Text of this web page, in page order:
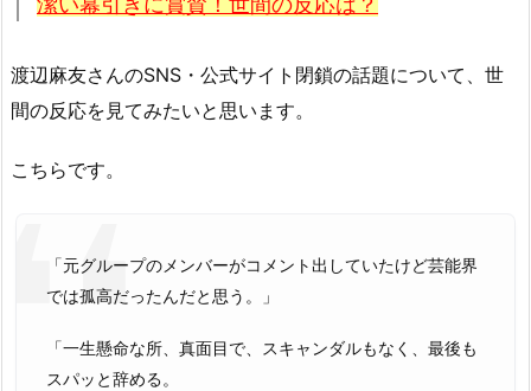
渡辺麻友さんのSNS・公式サイト閉鎖の話題について、世
間の反応を見てみたいと思います。
こちらです。
「元グループのメンバーがコメント出していたけど芸能界
では孤高だったんだと思う。」
「一生懸命な所、真面目で、スキャンダルもなく、最後も
スパッと辞める。